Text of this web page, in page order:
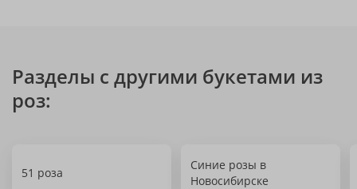
Разделы с другими букетами из
роз:
51 роза
Синие розы в
Новосибирске